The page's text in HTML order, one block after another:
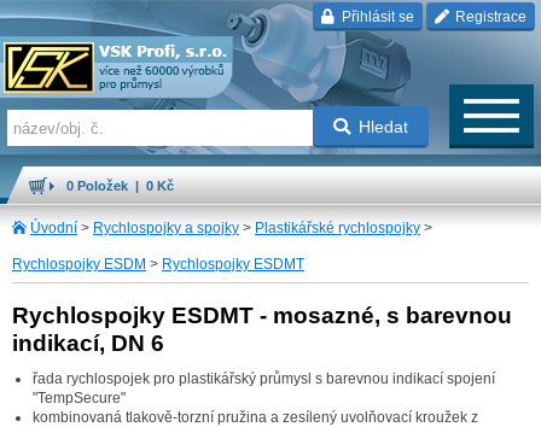
Přihlásit se Registrace
Hledat
0 Položek | 0 Kč
Úvodní > Rychlospojky a spojky > Plastikářské rychlospojky >
Rychlospojky ESDM > Rychlospojky ESDMT
Rychlospojky ESDMT - mosazné, s barevnou
indikací, DN 6
řada rychlospojek pro plastikářský průmysl s barevnou indikací spojení
"TempSecure"
kombinovaná tlakově-torzní pružina a zesílený uvolňovací kroužek z